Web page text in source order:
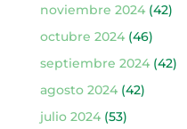
noviembre 2024(42)
octubre 2024(46)
septiembre 2024(42)
agosto 2024(42)
julio 2024(53)